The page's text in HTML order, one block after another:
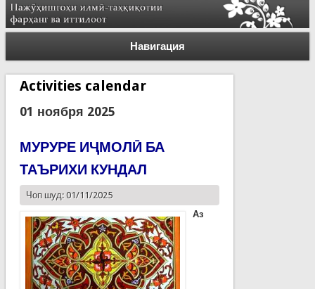
Навигация
Activities calendar
01 ноября 2025
МУРУРЕ ИҶМОЛӢ БА
ТАЪРИХИ КУНДАЛ
Чоп шуд: 01/11/2025
Аз